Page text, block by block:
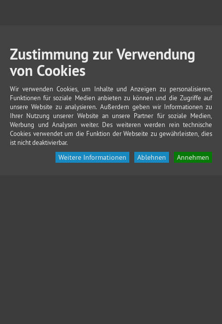
Zustimmung zur Verwendung
von Cookies
Wir verwenden Cookies, um Inhalte und Anzeigen zu personalisieren,
Funktionen für soziale Medien anbieten zu können und die Zugriffe auf
unsere Website zu analysieren. Außerdem geben wir Informationen zu
Ihrer Nutzung unserer Website an unsere Partner für soziale Medien,
Werbung und Analysen weiter. Des weiteren werden rein technische
Cookies verwendet um die Funktion der Webseite zu gewährleisten, dies
ist nicht deaktivierbar.
Annehmen
Ablehnen
Weitere Informationen